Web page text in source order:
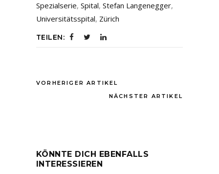
Spezialserie, Spital, Stefan Langenegger,
Universitätsspital, Zürich
TEILEN:
VORHERIGER ARTIKEL
NÄCHSTER ARTIKEL
KÖNNTE DICH EBENFALLS
INTERESSIEREN